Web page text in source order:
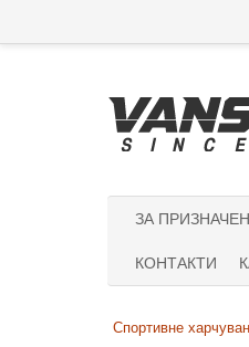
ЗА
КОНТАКТИ
Спортивне